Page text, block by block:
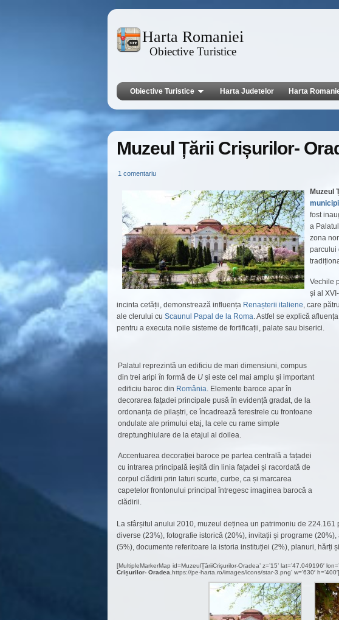
Harta Romaniei
Obiective Turistice
Obiective Turistice Harta Judetelor Harta
Muzeul Țării Crișurilor-
1 comentariu
Muzeul
fost
a
zona
parcului
Vechile
și al
incinta cetății, demonstrează influența Renașterii italiene, care
ale clerului cu Scaunul Papal de la Roma. Astfel se explică
pentru a executa noile sisteme de fortificații, palate sau biserici.
Palatul reprezintă un edificiu de mari dimensiuni, compus
din trei aripi în formă de U și este cel mai amplu și important
edificiu baroc din România. Elemente baroce apar în
decorarea fațadei principale pusă în evidență gradat, de la
ordonanța de pilaștri, ce încadrează ferestrele cu frontoane
ondulate ale primului etaj, la cele cu rame simple
dreptunghiulare de la etajul al doilea.
Accentuarea decorației baroce pe partea centrală a fațadei
cu intrarea principală ieșită din linia fațadei și racordată de
corpul clădirii prin laturi scurte, curbe, ca și marcarea
capetelor frontonului principal întregesc imaginea barocă a
clădirii.
La sfârșitul anului 2010, muzeul deținea un patrimoniu de
diverse (23%), fotografie istorică (20%), invitații și programe
(5%), documente referitoare la istoria instituției (2%), planuri, hărți
[MultipleMarkerMap id=MuzeulȚăriiCrișurilor-Oradea’ z=’15’ lat=’47.049196′
Crișurilor- Oradea ,https://pe-harta.ro/images/icons/star-3.png’ w=’630′ h=’400′]